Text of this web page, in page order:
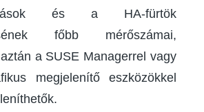
és a HA-fürtök
főbb mérőszámai,
a SUSE Managerrel vagy
megjelenítő eszközökkel